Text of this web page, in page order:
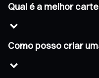
Qual é a melhor
Como posso criar